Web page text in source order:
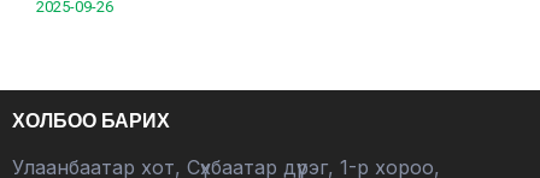
2025-09-26
ХОЛБОО БАРИХ
Улаанбаатар хот, Сүхбаатар дүүрэг, 1-р хороо,